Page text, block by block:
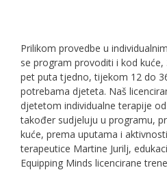
Prilikom provedbe u
se program provoditi i kod
pet puta tjedno, tijekom 12 do
potrebama djeteta. Naš
djetetom individualne terapije
također sudjeluju u programu,
kuće, prema uputama i
terapeutice Martine Jurilj,
Equipping Minds licencirane